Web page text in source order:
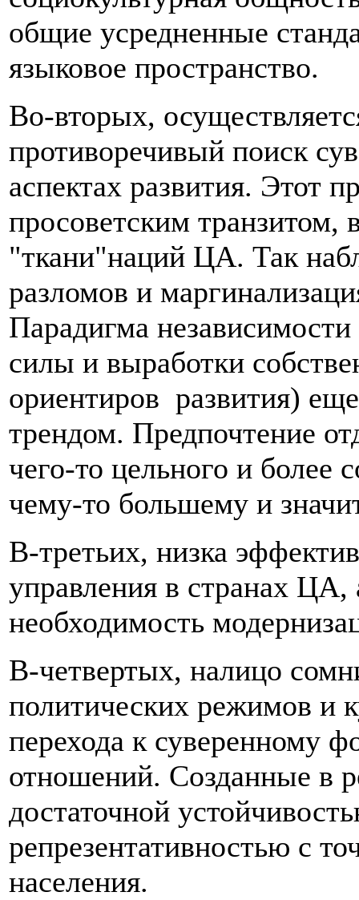
общие усредненные
языковое пространство.
Во-вторых,
противоречивый поиск
аспектах развития. Этот
просоветским транзитом,
"ткани"наций ЦА. Так
разломов и
Парадигма
силы и выработки
ориентиров развития)
трендом. Предпочтение
чего-то цельного и более
чему-то большему и
В-третьих, низка
управления в странах ЦА,
необходимость
В-четвертых, налицо
политических режимов и
перехода к суверенному
отношений. Созданные в
достаточной
репрезентативностью с
населения.